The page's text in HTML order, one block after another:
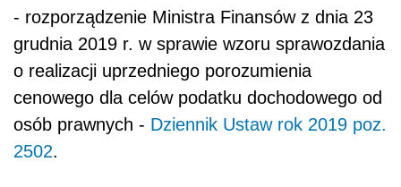
- rozporządzenie Ministra Finansów z dnia 23
grudnia 2019 r. w sprawie wzoru sprawozdania
o realizacji uprzedniego porozumienia
cenowego dla celów podatku dochodowego od
osób prawnych - Dziennik Ustaw rok 2019 poz.
2502.